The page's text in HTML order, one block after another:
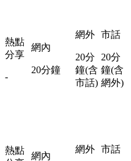
熱點
分享
-
網內
20分鐘
網外
20分
鐘(含
市話)
市話
20分
鐘(含
網外)
熱點
網內
網外 市話